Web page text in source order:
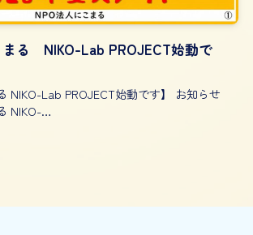
まる NIKO-Lab PROJECT始動で
NIKO-Lab PROJECT始動です】 お知らせ
NIKO-…